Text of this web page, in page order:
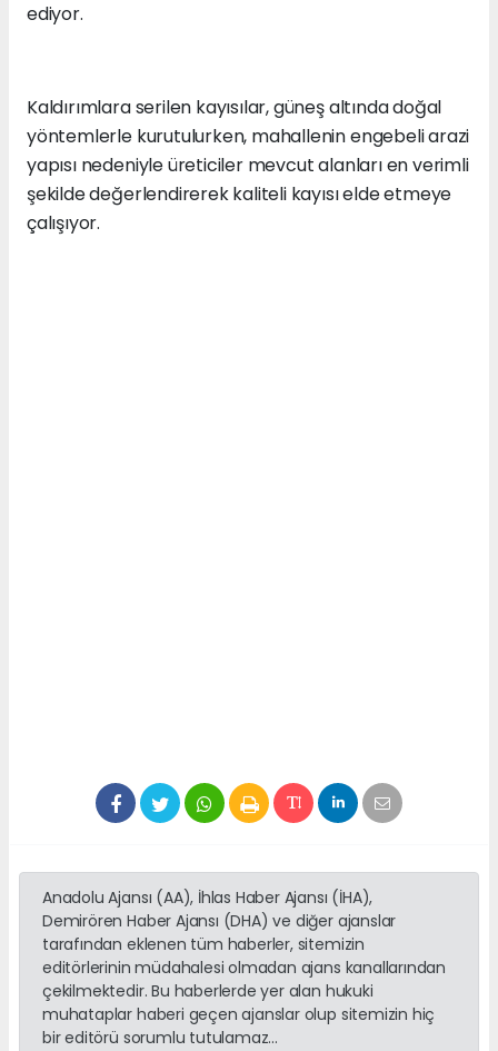
ediyor.
Kaldırımlara serilen kayısılar, güneş altında doğal
yöntemlerle kurutulurken, mahallenin engebeli arazi
yapısı nedeniyle üreticiler mevcut alanları en verimli
şekilde değerlendirerek kaliteli kayısı elde etmeye
çalışıyor.
Anadolu Ajansı (AA), İhlas Haber Ajansı (İHA),
Demirören Haber Ajansı (DHA) ve diğer ajanslar
tarafından eklenen tüm haberler, sitemizin
editörlerinin müdahalesi olmadan ajans kanallarından
çekilmektedir. Bu haberlerde yer alan hukuki
muhataplar haberi geçen ajanslar olup sitemizin hiç
bir editörü sorumlu tutulamaz...